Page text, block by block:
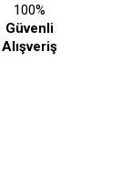
100%
Güvenli
Alışveriş